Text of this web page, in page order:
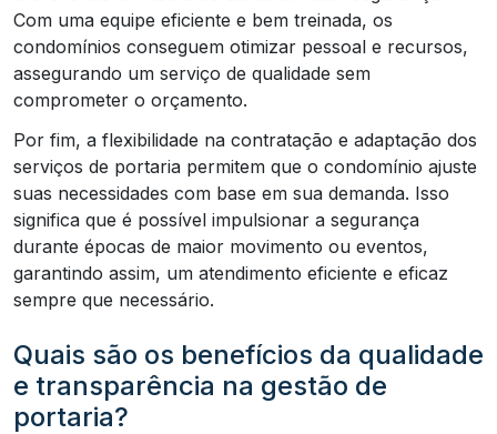
Com uma equipe eficiente e bem treinada, os
condomínios conseguem otimizar pessoal e recursos,
assegurando um serviço de qualidade sem
comprometer o orçamento.
Por fim, a flexibilidade na contratação e adaptação dos
serviços de portaria permitem que o condomínio ajuste
suas necessidades com base em sua demanda. Isso
significa que é possível impulsionar a segurança
durante épocas de maior movimento ou eventos,
garantindo assim, um atendimento eficiente e eficaz
sempre que necessário.
Quais são os benefícios da qualidade
e transparência na gestão de
portaria?